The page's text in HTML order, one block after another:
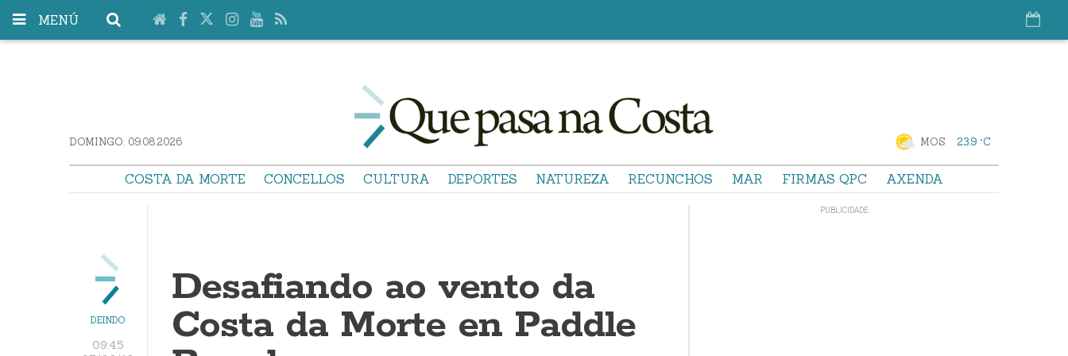
MENÚ
DOMINGO. 09.08.2026 MOS 23.9 °C
COSTA DA MORTE CONCELLOS CULTURA DEPORTES NATUREZA RECUNCHOS MAR FIRMAS QPC AXENDA
DEINDO
09:45
Desafiando ao vento da
Costa da Morte en Paddle